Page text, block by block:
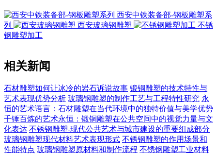
西安中铁装备部-钢板雕塑系
列
西安玻璃钢雕塑
不锈
钢雕塑加工
相关新闻
石材雕塑如何让冰冷的岩石诉说故事 锻铜雕塑的技术特性与
艺术表现优势分析 玻璃钢雕塑的制作工艺与工程特性研究 永
恒的艺术语言：石材雕塑在当代环境中的独特价值与美学优势
千锤百炼的艺术永恒：锻铜雕塑在公共空间中的视觉力量与文
化表达 不锈钢雕塑-现代公共艺术与城市建设的重要组成部分
玻璃钢雕塑现代材料艺术表现形式 不锈钢雕塑的作用场景和
性能特点 玻璃钢雕塑原材料和制作流程 不锈钢雕塑工业材料